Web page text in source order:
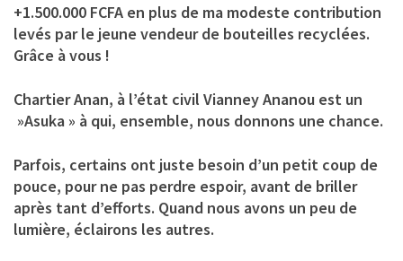
+1.500.000 FCFA en plus de ma modeste contribution
levés par le jeune vendeur de bouteilles recyclées.
Grâce à vous !
Chartier Anan, à l’état civil Vianney Ananou est un
»Asuka » à qui, ensemble, nous donnons une chance.
Parfois, certains ont juste besoin d’un petit coup de
pouce, pour ne pas perdre espoir, avant de briller
après tant d’efforts. Quand nous avons un peu de
lumière, éclairons les autres.